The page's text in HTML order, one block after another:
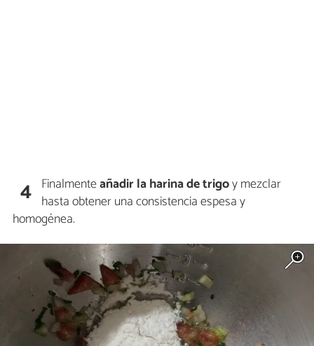
4 Finalmenteañadir la harina de trigoy mezclar
hasta obtener una consistencia espesa y
homogénea.